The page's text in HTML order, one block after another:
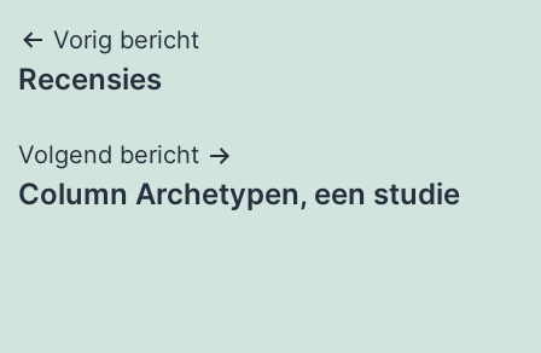
Berichtnavigatie
Vorig bericht
Recensies
Volgend bericht
Column Archetypen, een studie